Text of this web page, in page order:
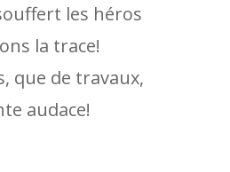
les héros
la trace!
que de travaux,
audace!